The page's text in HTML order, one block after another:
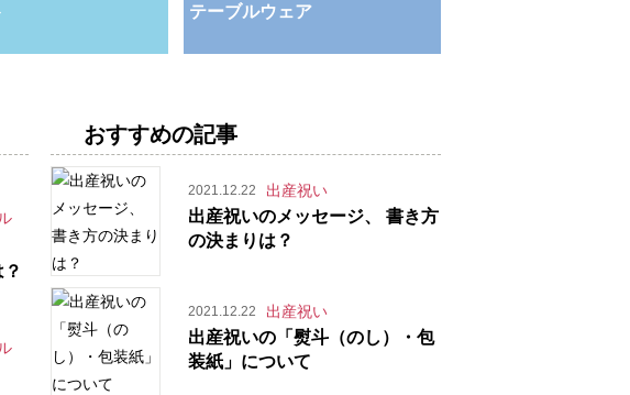
テーブルウェア
おすすめの記事
2021.12.22 出産祝い
出産祝いのメッセージ、 書き方
の決まりは？
2021.12.22 出産祝い
出産祝いの「熨斗（のし）・包
装紙」について